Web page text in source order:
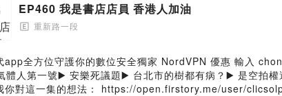
EP460 我是書店店員 香港人加油
🄴 重新路一段
app全方位守護你的數位安全獨家 NordVPN 優惠 輸入
體人第一號▶️ 安樂死議題▶️ 台北市的樹都有病？▶️ 是空拍
你對這一集的想法： https://open.firstory.me/user/